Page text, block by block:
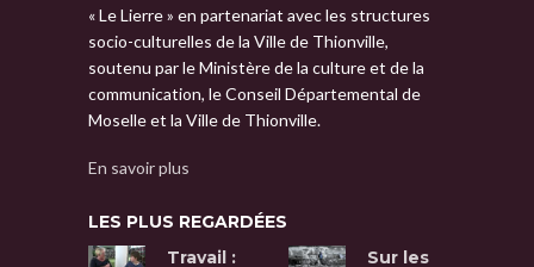
« Le Lierre » en partenariat avec les structures
socio-culturelles de la Ville de Thionville,
soutenu par le Ministère de la culture et de la
communication, le Conseil Départemental de
Moselle et la Ville de Thionville.
En savoir plus
LES PLUS REGARDÉES
Travail :
Sur les